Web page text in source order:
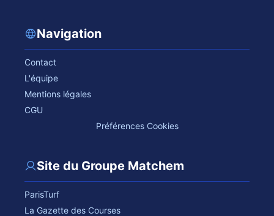
Navigation
Contact
L'équipe
Mentions légales
CGU
Préférences Cookies
Site du Groupe Matchem
ParisTurf
La Gazette des Courses